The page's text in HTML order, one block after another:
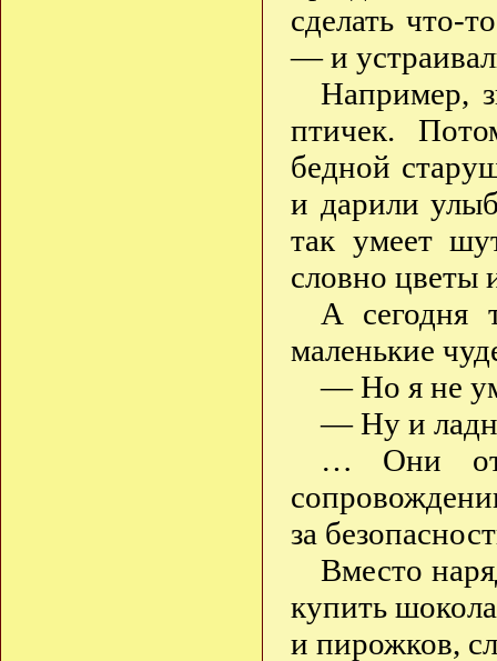
сделать что-
— и
Например,
птичек.
бедной
и дарили
так умеет
словно цветы
А сегодня
маленькие
— Но я не
— Ну и
… Они
за
Вместо
купить
и пирожков,